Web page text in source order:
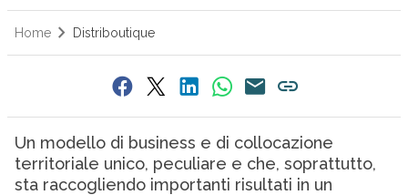
Home Distriboutique
Un modello di business e di collocazione
territoriale unico, peculiare e che, soprattutto,
sta raccogliendo importanti risultati in un